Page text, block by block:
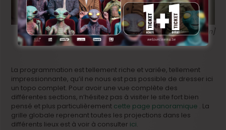
[Sac de Nœuds de Eve Duchemin]
La programmation est tellement riche et variée, tellement
impressionnante, qu’il ne nous est pas possible de dresser ici
un topo complet. Pour avoir une vue complète des
différentes sections, n’hésitez pas à visiter le site fort bien
pensé et plus particulièrement cette page panoramique . La
grille globale reprenant toutes les projections dans les
différents lieux est à voir à consulter ici.